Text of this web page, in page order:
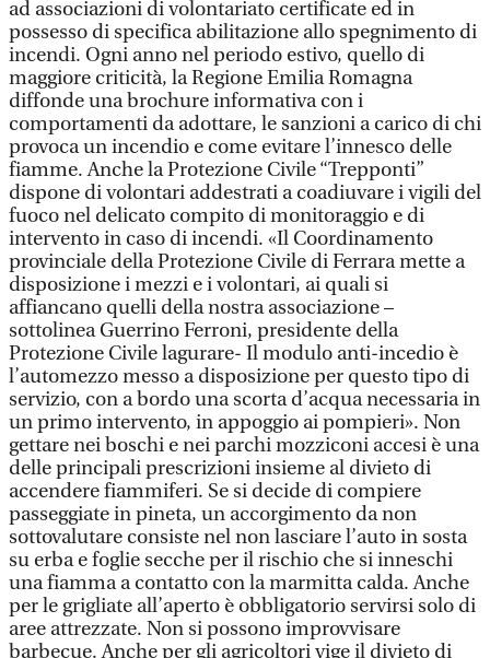
ad associazioni di volontariato certificate ed in
possesso di specifica abilitazione allo spegnimento di
incendi. Ogni anno nel periodo estivo, quello di
maggiore criticità, la Regione Emilia Romagna
diffonde una brochure informativa con i
comportamenti da adottare, le sanzioni a carico di chi
provoca un incendio e come evitare l’innesco delle
fiamme. Anche la Protezione Civile “Trepponti”
dispone di volontari addestrati a coadiuvare i vigili del
fuoco nel delicato compito di monitoraggio e di
intervento in caso di incendi. «Il Coordinamento
provinciale della Protezione Civile di Ferrara mette a
disposizione i mezzi e i volontari, ai quali si
affiancano quelli della nostra associazione –
sottolinea Guerrino Ferroni, presidente della
Protezione Civile lagurare- Il modulo anti-incedio è
l’automezzo messo a disposizione per questo tipo di
servizio, con a bordo una scorta d’acqua necessaria in
un primo intervento, in appoggio ai pompieri». Non
gettare nei boschi e nei parchi mozziconi accesi è una
delle principali prescrizioni insieme al divieto di
accendere fiammiferi. Se si decide di compiere
passeggiate in pineta, un accorgimento da non
sottovalutare consiste nel non lasciare l’auto in sosta
su erba e foglie secche per il rischio che si inneschi
una fiamma a contatto con la marmitta calda. Anche
per le grigliate all’aperto è obbligatorio servirsi solo di
aree attrezzate. Non si possono improvvisare
barbecue. Anche per gli agricoltori vige il divieto di